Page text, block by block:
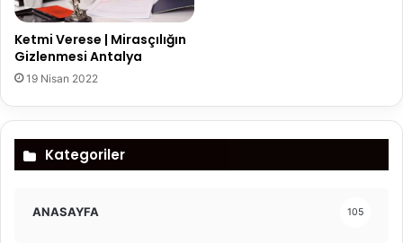
Ketmi Verese | Mirasçılığın
Gizlenmesi Antalya
19 Nisan 2022
Kategoriler
ANASAYFA 105